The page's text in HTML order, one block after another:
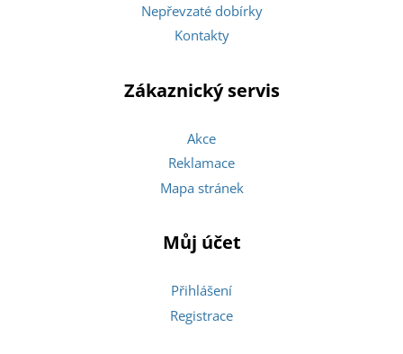
Nepřevzaté dobírky
Kontakty
Zákaznický servis
Akce
Reklamace
Mapa stránek
Můj účet
Přihlášení
Registrace